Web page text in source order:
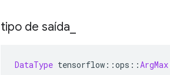
tipo de saída
DataType tensorflow ::ops ::ArgMax